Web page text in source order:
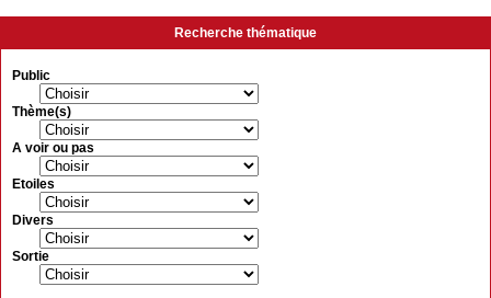
Recherche thématique
Public
Thème(s)
A voir ou pas
Etoiles
Divers
Sortie